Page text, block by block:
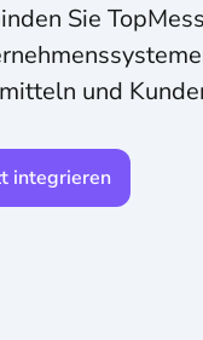
Sie
und
integrieren